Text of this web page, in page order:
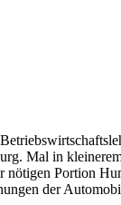
Mal in
nötigen Portion
der